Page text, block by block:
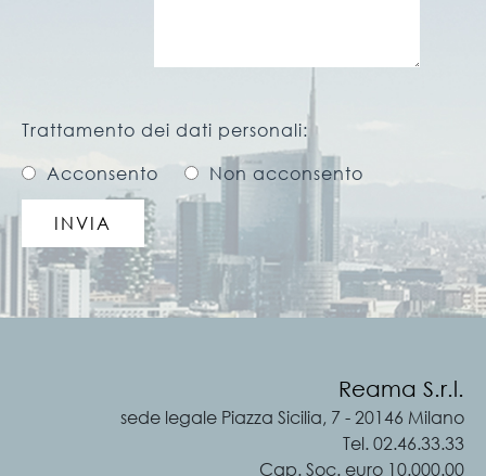
Trattamento dei dati personali:
Acconsento
Non acconsento
Reama S.r.l.
sede legale Piazza Sicilia, 7 - 20146 Milano
Tel. 02.46.33.33
Cap. Soc. euro 10.000.00